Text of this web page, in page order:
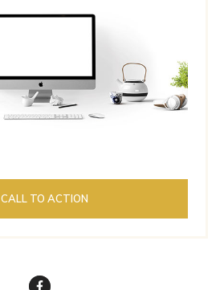
CALL TO ACTION